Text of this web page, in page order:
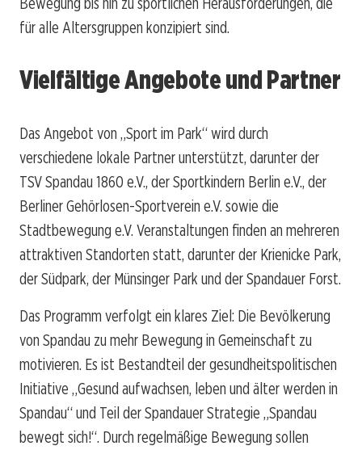
für alle Altersgruppen konzipiert sind.
Vielfältige Angebote und Partner
Das Angebot von „Sport im Park“ wird durch
verschiedene lokale Partner unterstützt, darunter der
TSV Spandau 1860 e.V., der Sportkindern Berlin e.V., der
Berliner Gehörlosen-Sportverein e.V. sowie die
Stadtbewegung e.V. Veranstaltungen finden an mehreren
attraktiven Standorten statt, darunter der Krienicke Park,
der Südpark, der Münsinger Park und der Spandauer Forst.
Das Programm verfolgt ein klares Ziel: Die Bevölkerung
von Spandau zu mehr Bewegung in Gemeinschaft zu
motivieren. Es ist Bestandteil der gesundheitspolitischen
Initiative „Gesund aufwachsen, leben und älter werden in
Spandau“ und Teil der Spandauer Strategie „Spandau
bewegt sich!“. Durch regelmäßige Bewegung sollen